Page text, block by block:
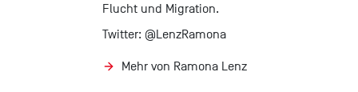
Flucht und Migration.
Twitter: @LenzRamona
Mehr von Ramona Lenz